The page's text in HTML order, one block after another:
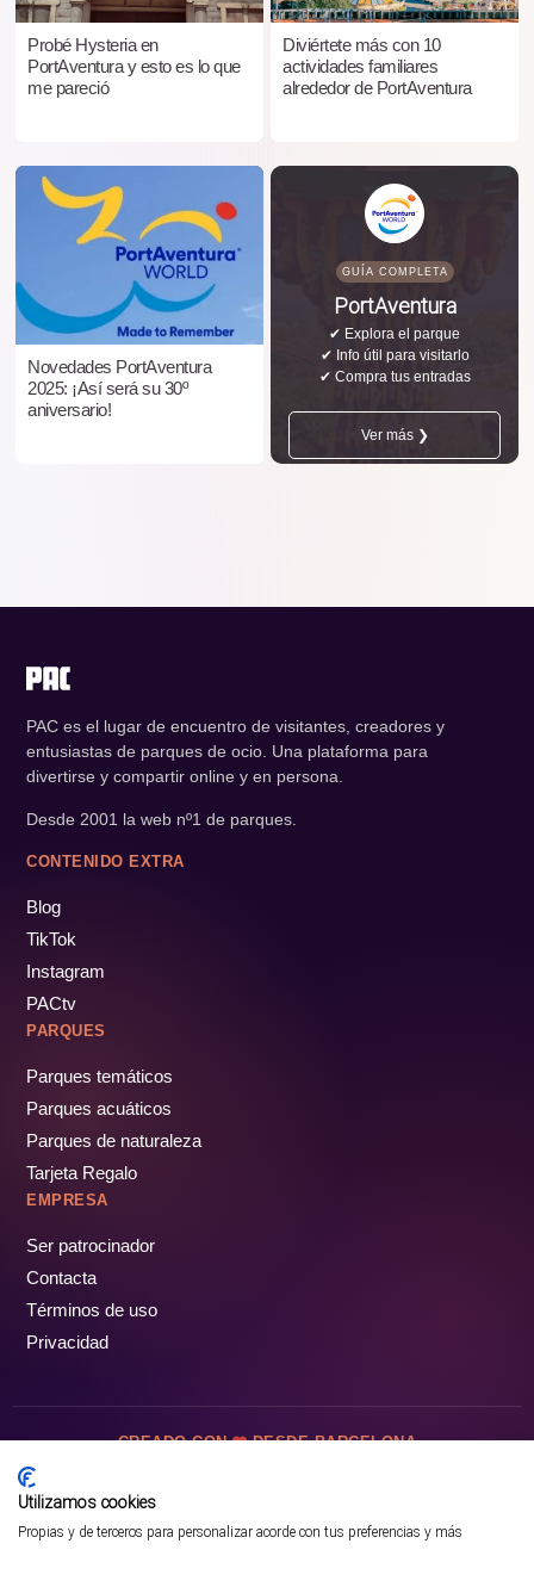
Probé Hysteria en
PortAventura y esto es lo que
me pareció
Diviértete más con 10
actividades familiares
alrededor de PortAventura
Novedades PortAventura
2025: ¡Así será su 30º
aniversario!
GUÍA COMPLETA
PortAventura
✔ Explora el parque
✔ Info útil para visitarlo
✔ Compra tus entradas
Ver más ❯
PAC es el lugar de encuentro de visitantes, creadores y
entusiastas de parques de ocio. Una plataforma para
divertirse y compartir online y en persona.
Desde 2001 la web nº1 de parques.
CONTENIDO EXTRA
Blog
TikTok
Instagram
PACtv
PARQUES
Parques temáticos
Parques acuáticos
Parques de naturaleza
Tarjeta Regalo
EMPRESA
Ser patrocinador
Contacta
Términos de uso
Privacidad
CREADO CON DESDE BARCELONA
Utilizamos cookies
Propias y de terceros para personalizar acorde con tus preferencias y más